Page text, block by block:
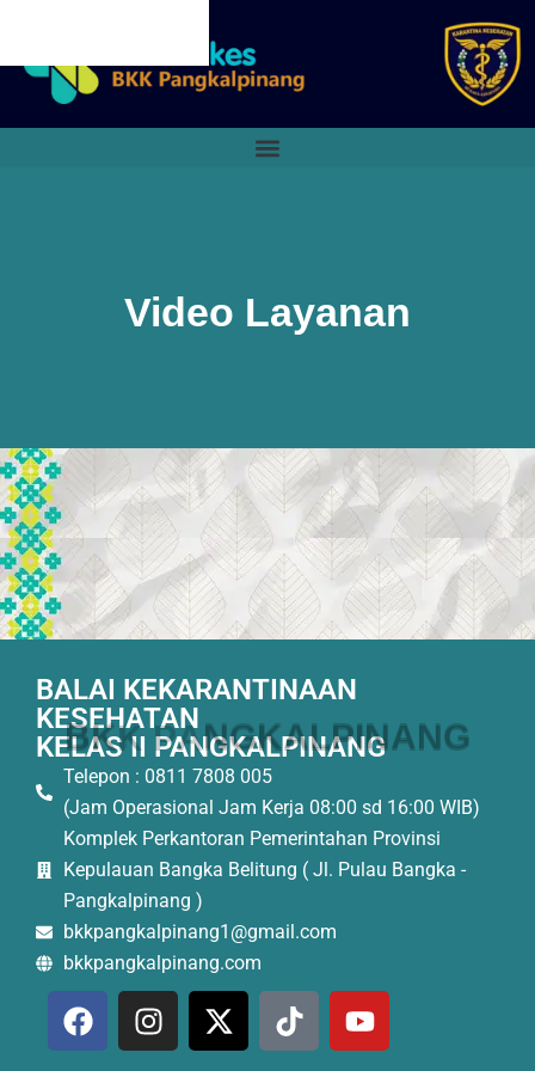
BKK PANGKALPINA N G
Video Layanan
BALAI KEKARANTINAAN
KESEHATAN
KELAS II PANGKALPINANG
Telepon : 0811 7808 005
(Jam Operasional Jam Kerja 08:00 sd 16:00 WIB)
Komplek Perkantoran Pemerintahan Provinsi
Kepulauan Bangka Belitung ( Jl. Pulau Bangka -
Pangkalpinang )
bkkpangkalpinang1@gmail.com
bkkpangkalpinang.com